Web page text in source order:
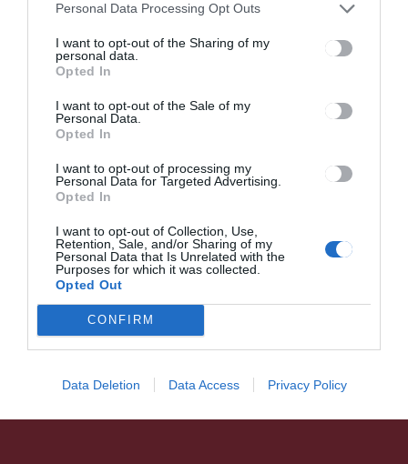
Personal Data Processing Opt Outs
I want to opt-out of the Sharing of my
personal data.
Opted In
I want to opt-out of the Sale of my
Personal Data.
Opted In
I want to opt-out of processing my
Personal Data for Targeted Advertising.
Opted In
I want to opt-out of Collection, Use,
Retention, Sale, and/or Sharing of my
Personal Data that Is Unrelated with the
Purposes for which it was collected.
Opted Out
CONFIRM
Data Deletion Data Access Privacy Policy
HÍRLISTA
negyedét, egyelőre nem
maradnak víz nélkül a lakók
HÍRLISTA
Rövidített programmal várja
ügyfeleit a városháza